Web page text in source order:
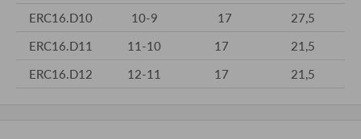
ERC16.D10
10-9 17
27,5
ERC16.D11
11-10 17
21,5
ERC16.D12
12-11 17 21,5